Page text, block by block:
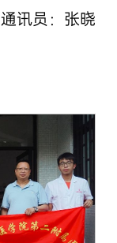
通讯员：张晓